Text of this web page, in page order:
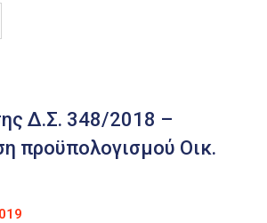
Δ.Σ. 348/2018 –
προϋπολογισμού Οικ.